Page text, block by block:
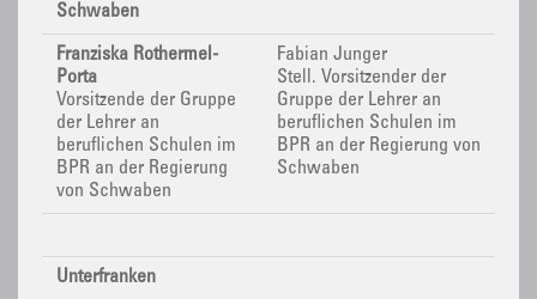
Schwaben
Franziska Rothermel-
Porta
Vorsitzende der Gruppe
der Lehrer an
beruflichen Schulen im
BPR an der Regierung
von Schwaben
Fabian Junger
Stell. Vorsitzender der
Gruppe der Lehrer an
beruflichen Schulen im
BPR an der Regierung von
Schwaben
Unterfranken